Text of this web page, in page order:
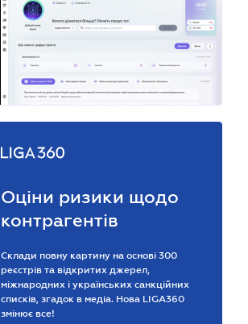
Оціни ризики щодо
контрагентів
Склади повну картину на основі 300
реєстрів та відкритих джерел,
міжнародних і українських санкційних
списків, згадок в медіа. Нова LIGA360
змінює все!